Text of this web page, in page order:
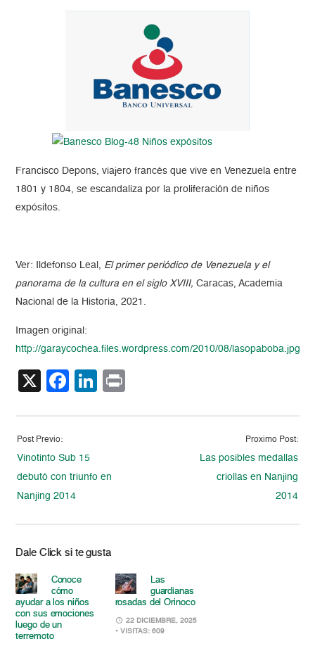
Francisco Depons, viajero francés que vive en Venezuela entre
1801 y 1804, se escandaliza por la proliferación de niños
expósitos.
Ver: Ildefonso Leal, El primer periódico de Venezuela y el
panorama de la cultura en el siglo XVIII, Caracas, Academia
Nacional de la Historia, 2021.
Imagen original:
http://garaycochea.files.wordpress.com/2010/08/lasopaboba.jpg
X Facebook
LinkedIn
Post Previo:
Vinotinto Sub 15
debutó con triunfo en
Nanjing 2014
Proximo Post:
Las posibles medallas
criollas en Nanjing
2014
Dale Click si te gusta
Conoce
cómo
ayudar a los niños
con sus emociones
luego de un
terremoto
Las
guardianas
rosadas del Orinoco
22 DICIEMBRE, 2025
• VISITAS: 609